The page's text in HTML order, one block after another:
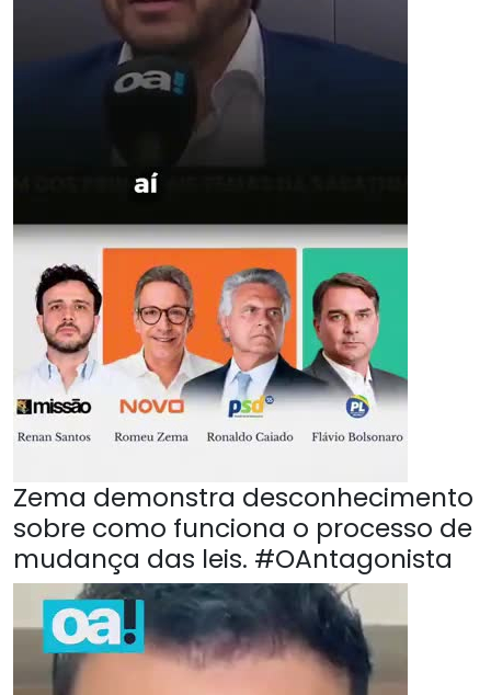
Zema demonstra desconhecimento
sobre como funciona o processo de
mudança das leis. #OAntagonista